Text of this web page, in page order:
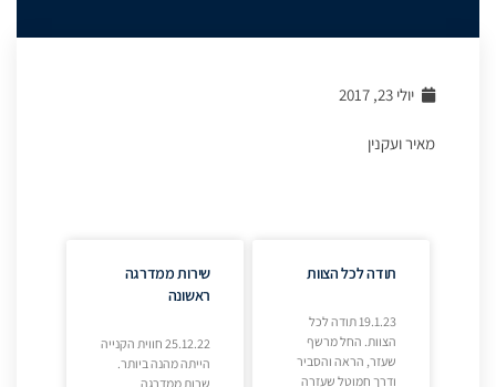
יולי 23, 2017
מאיר ועקנין
תודה לכל הצוות
19.1.23 תודה לכל
הצוות. החל מרשף
שעזר, הראה והסביר
ודרך חמוטל שעזרה
שירות ממדרגה
ראשונה
25.12.22 חווית הקנייה
הייתה מהנה ביותר.
שרות ממדרגה